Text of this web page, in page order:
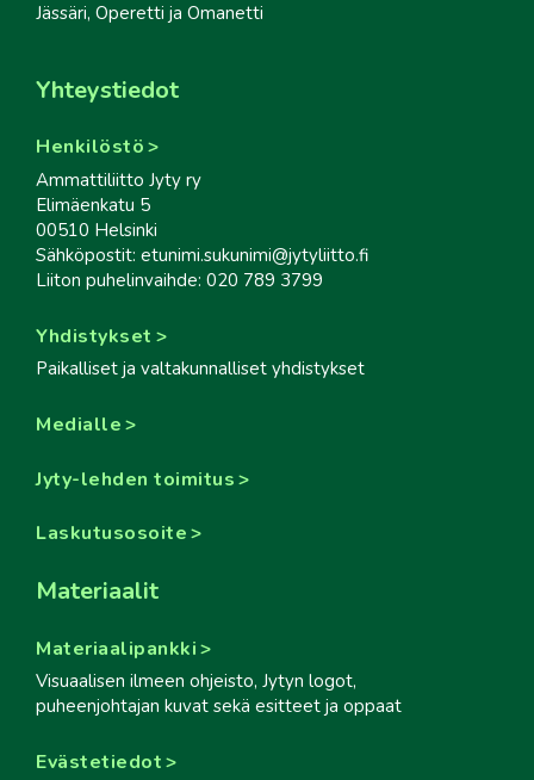
Jässäri, Operetti ja Omanetti
Yhteystiedot
Henkilöstö
Ammattiliitto Jyty ry
Elimäenkatu 5
00510 Helsinki
Sähköpostit: etunimi.sukunimi@jytyliitto.fi
Liiton puhelinvaihde: 020 789 3799
Yhdistykset
Paikalliset ja valtakunnalliset yhdistykset
Medialle
Jyty-lehden toimitus
Laskutusosoite
Materiaalit
Materiaalipankki
Visuaalisen ilmeen ohjeisto, Jytyn logot,
puheenjohtajan kuvat sekä esitteet ja oppaat
Evästetiedot